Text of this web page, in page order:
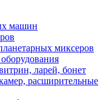
машин
миксеров
ларей, бонет
расширительные